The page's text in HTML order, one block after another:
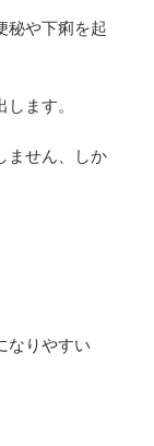
や下痢を起
ます。
ません、しか
なりやすい